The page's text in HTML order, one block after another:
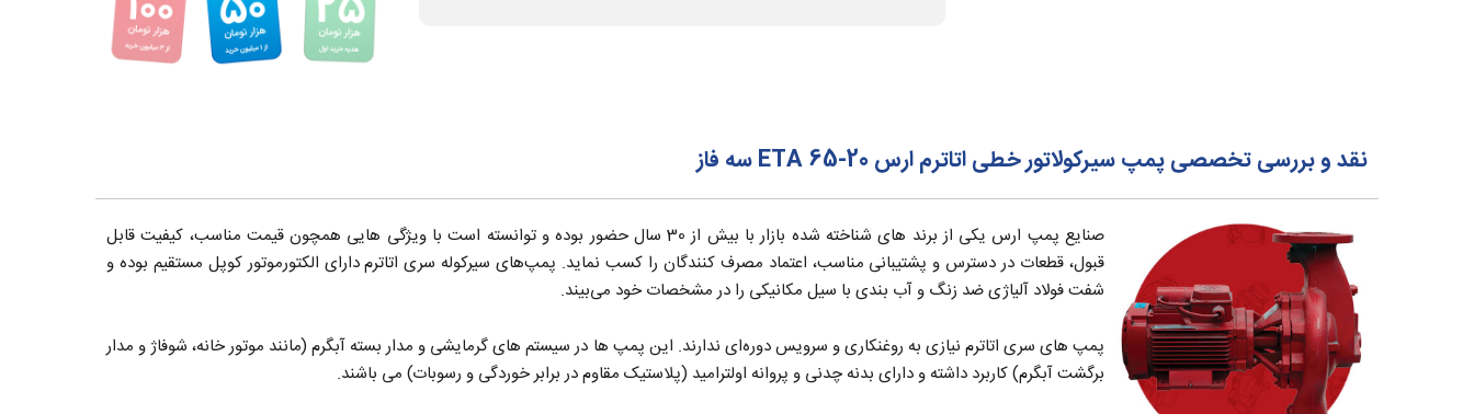
نقد و بررسی تخصصی پمپ سیرکولاتور خطی اتاترم ارس ETA 65-20 سه فاز
صنایع پمپ ارس یکی از برند های شناخته شده بازار با بیش از 30 سال حضور بوده و توانسته است با ویژگی هایی همچون قیمت مناسب، کیفیت قابل
قبول، قطعات در دسترس و پشتیبانی مناسب، اعتماد مصرف کنندگان را کسب نماید. پمپ‌های سیرکوله سری اتاترم دارای الکتورموتور کوپل مستقیم بوده و
شفت فولاد آلیاژی ضد زنگ و آب بندی با سیل مکانیکی را در مشخصات خود می‌بیند.
پمپ های سری اتاترم نیازی به روغنکاری و سرویس دوره‌ای ندارند. این پمپ ها در سیستم های گرمایشی و مدار بسته آبگرم (مانند موتور خانه، شوفاژ و مدار
برگشت آبگرم) کاربرد داشته و دارای بدنه چدنی و پروانه اولترامید (پلاستیک مقاوم در برابر خوردگی و رسوبات) می باشند.